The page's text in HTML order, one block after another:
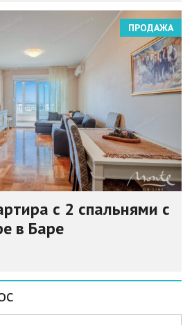
ПРОДАЖА
с 2 спальнями с
в Баре